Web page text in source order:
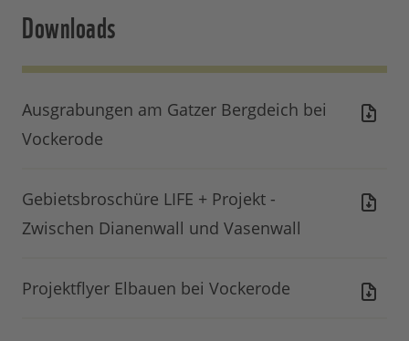
Downloads
Ausgrabungen am Gatzer Bergdeich bei
Vockerode
Gebietsbroschüre LIFE + Projekt -
Zwischen Dianenwall und Vasenwall
Projektflyer Elbauen bei Vockerode